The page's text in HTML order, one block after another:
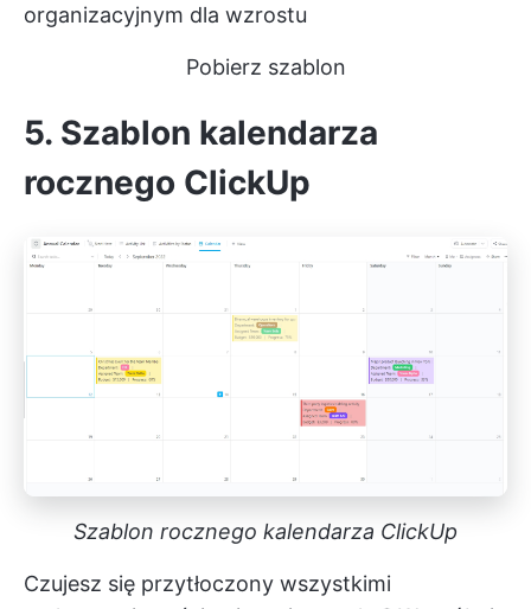
organizacyjnym dla wzrostu
Pobierz szablon
5. Szablon kalendarza
rocznego ClickUp
Szablon rocznego kalendarza ClickUp
Czujesz się przytłoczony wszystkimi